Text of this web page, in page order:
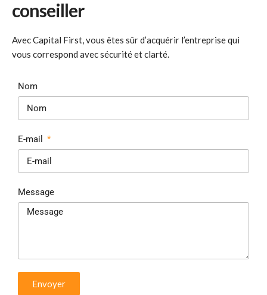
conseiller
Avec Capital First, vous êtes sûr d’acquérir l’entreprise qui
vous correspond avec sécurité et clarté.
Nom
E-mail
Message
Envoyer